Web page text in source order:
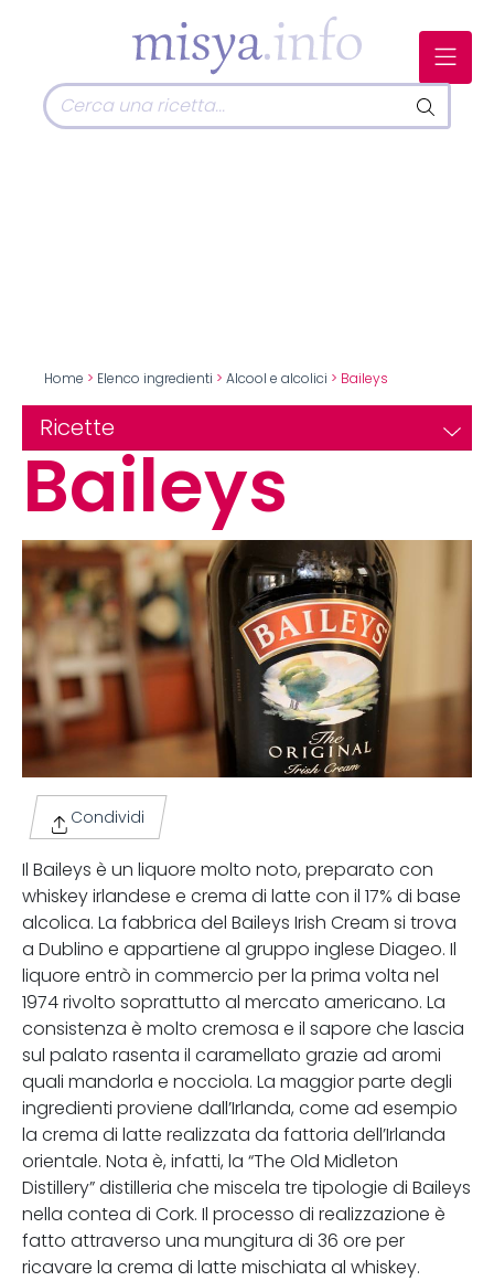
Home > Elenco ingredienti > Alcool e alcolici > Baileys
Ricette
Baileys
Condividi
Il Baileys è un liquore molto noto, preparato con
whiskey irlandese e crema di latte con il 17% di base
alcolica. La fabbrica del Baileys Irish Cream si trova
a Dublino e appartiene al gruppo inglese Diageo. Il
liquore entrò in commercio per la prima volta nel
1974 rivolto soprattutto al mercato americano. La
consistenza è molto cremosa e il sapore che lascia
sul palato rasenta il caramellato grazie ad aromi
quali mandorla e nocciola. La maggior parte degli
ingredienti proviene dall’Irlanda, come ad esempio
la crema di latte realizzata da fattoria dell’Irlanda
orientale. Nota è, infatti, la “The Old Midleton
Distillery” distilleria che miscela tre tipologie di Baileys
nella contea di Cork. Il processo di realizzazione è
fatto attraverso una mungitura di 36 ore per
ricavare la crema di latte mischiata al whiskey.